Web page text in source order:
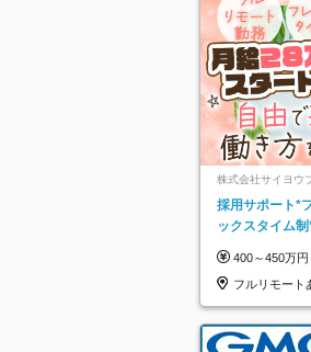
株式会社サイヨウ
採用サポート*
ックスタイム
400～450万円
フルリモート